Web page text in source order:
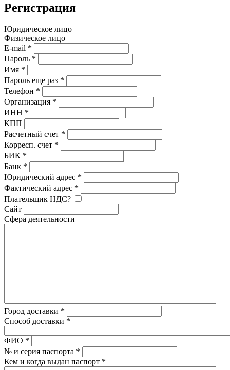
Регистрация
Юридическое лицо
Физическое лицо
E-mail *
Пароль *
Имя *
Пароль еще раз *
Телефон *
Организация *
ИНН *
КПП
Расчетный счет *
Корресп. счет *
БИК *
Банк *
Юридический адрес *
Фактический адрес *
Плательщик НДС?
Сайт
Сфера деятельности
Город доставки *
Способ доставки *
ФИО *
№ и серия паспорта *
Кем и когда выдан паспорт *